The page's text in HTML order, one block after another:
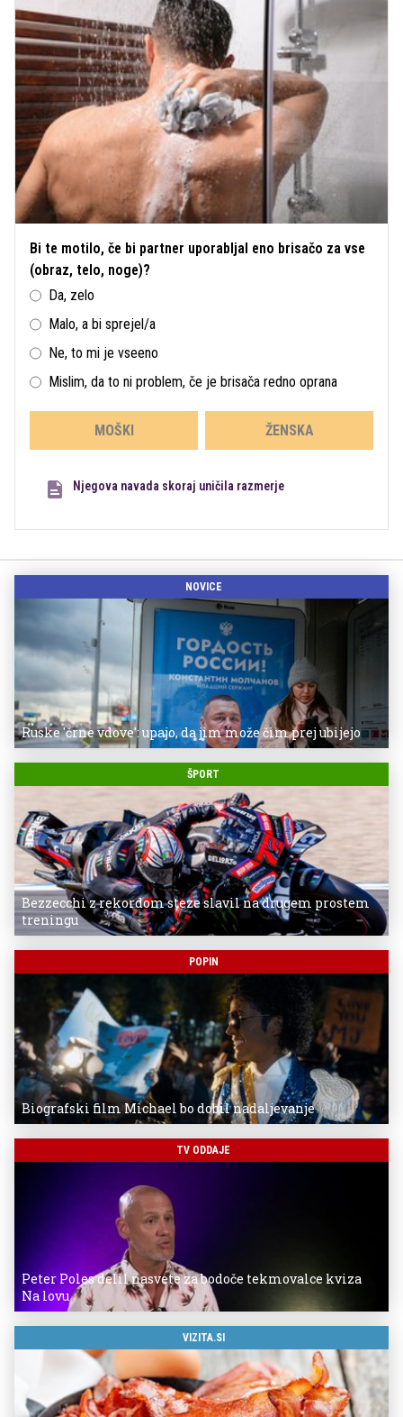
Bi te motilo, če bi partner uporabljal eno brisačo za vse
(obraz, telo, noge)?
Da, zelo
Malo, a bi sprejel/a
Ne, to mi je vseeno
Mislim, da to ni problem, če je brisača redno oprana
MOŠKI ŽENSKA
Njegova navada skoraj uničila razmerje
NOVICE
Ruske 'črne vdove': upajo, da jim može čim prej ubijejo
ŠPORT
Bezzecchi z rekordom steze slavil na drugem prostem
treningu
POPIN
Biografski film Michael bo dobil nadaljevanje
TV ODDAJE
Peter Poles delil nasvete za bodoče tekmovalce kviza
Na lovu
VIZITA.SI